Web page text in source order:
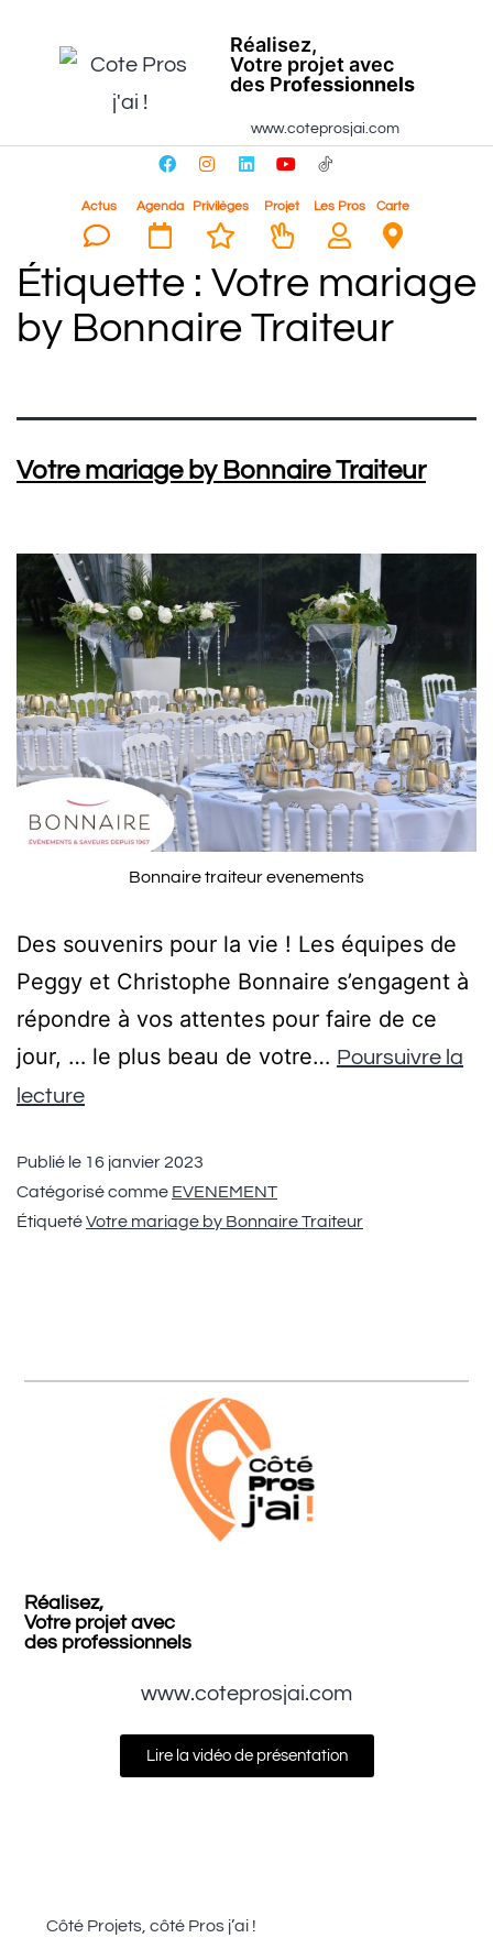
Réalisez,
Votre projet avec
des Professionnels
www.coteprosjai.com
Actus Agenda Privilèges Projet Les Pros Carte
Étiquette : Votre mariage
by Bonnaire Traiteur
Votre mariage by Bonnaire Traiteur
Bonnaire traiteur evenements
Des souvenirs pour la vie ! Les équipes de
Peggy et Christophe Bonnaire s’engagent à
répondre à vos attentes pour faire de ce
jour, … le plus beau de votre… Poursuivre la
lecture
Publié le 16 janvier 2023
Catégorisé comme EVENEMENT
ÉtiquetéVotre mariage by Bonnaire Traiteur
Réalisez,
Votre projet avec
des professionnels
www.coteprosjai.com
Lire la vidéo de présentation
Côté Projets, côté Pros j’ai !